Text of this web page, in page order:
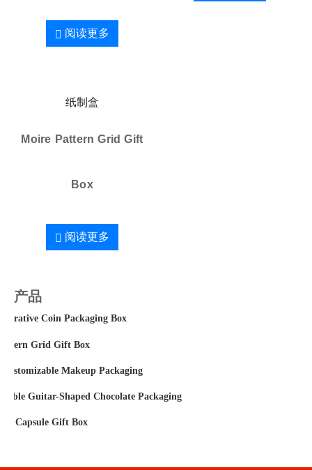
阅读更多
纸制盒
Moire Pattern Grid Gift
Box
阅读更多
产品
Coin Packaging Box
Grid Gift Box
Makeup Packaging
Guitar-Shaped Chocolate Packaging
Capsule Gift Box